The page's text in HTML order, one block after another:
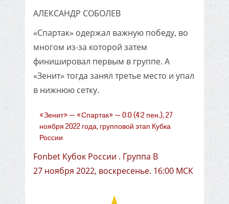
АЛЕКСАНДР СОБОЛЕВ
«Спартак» одержал важную победу, во
многом из-за которой затем
финишировал первым в группе. А
«Зенит» тогда занял третье место и упал
в нижнюю сетку.
«Зенит» — «Спартак» — 0:0 (4:2 пен.), 27
ноября 2022 года, групповой этап Кубка
России
Fonbet Кубок России . Группа B
27 ноября 2022, воскресенье. 16:00 МСК